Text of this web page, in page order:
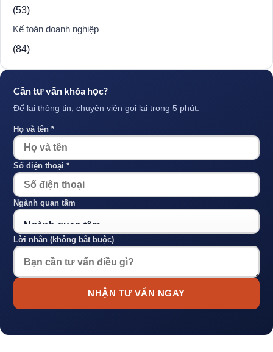
(53)
Kế toán doanh nghiệp
(84)
Cần tư vấn khóa học?
Để lại thông tin, chuyên viên gọi lại trong 5 phút.
Họ và tên *
Số điện thoại *
Ngành quan tâm
Lời nhắn (không bắt buộc)
NHẬN TƯ VẤN NGAY